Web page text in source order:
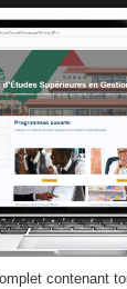
contenant